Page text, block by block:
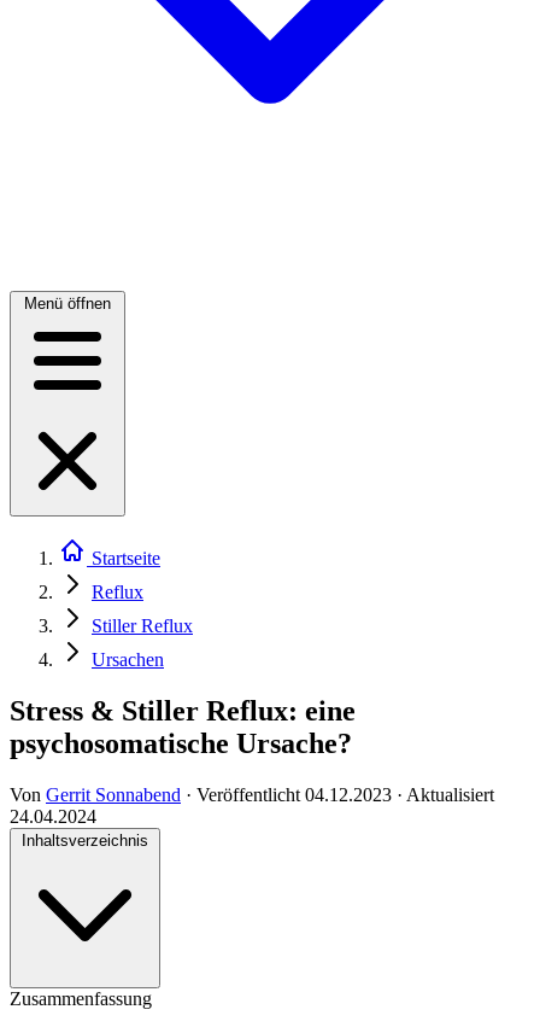
Menü öffnen
Startseite
Reflux
Stiller Reflux
Ursachen
Stress & Stiller Reflux: eine
psychosomatische Ursache?
Von Gerrit Sonnabend · Veröffentlicht 04.12.2023 · Aktualisiert
24.04.2024
Inhaltsverzeichnis
Zusammenfassung